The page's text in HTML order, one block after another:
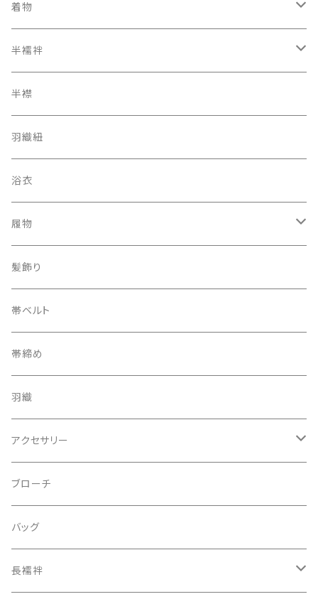
着物
オリジナルキモノ
アンティーク レトロ
半襦袢
二部式長襦袢
半襟
羽織紐
浴衣
履物
下駄
髪飾り
帯ベルト
帯締め
羽織
アクセサリー
ピアス
指輪
装飾品
ブローチ
バッグ
長襦袢